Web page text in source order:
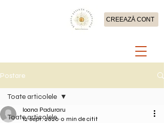
CREEAZĂ CONT
Postare
Toate articolele
Toate articolele
Ioana Paduraru
12 sept. 2020 0 min de citit